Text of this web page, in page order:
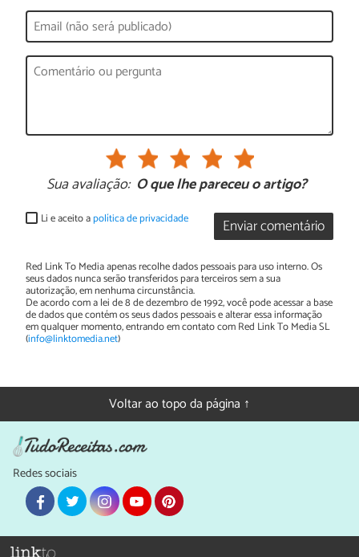
Sua avaliação: O que lhe pareceu o artigo?
Enviar comentário
Li e aceito apolítica de privacidade
Red Link To Media apenas recolhe dados pessoais para uso interno. Os
seus dados nunca serão transferidos para terceiros sem a sua
autorização, em nenhuma circunstância.
De acordo com a lei de 8 de dezembro de 1992, você pode acessar a base
de dados que contém os seus dados pessoais e alterar essa informação
em qualquer momento, entrando em contato com Red Link To Media SL
(info@linktomedia.net)
Voltar ao topo da página ↑
Redes sociais